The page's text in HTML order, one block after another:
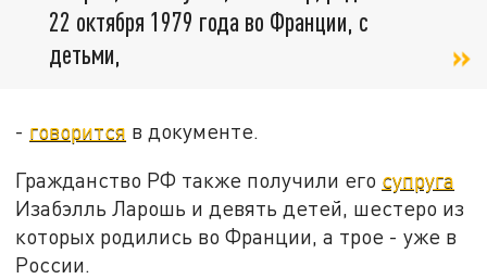
22 октября 1979 года во Франции, с
детьми,
- говорится в документе.
Гражданство РФ также получили его супруга
Изабэлль Ларошь и девять детей, шестеро из
которых родились во Франции, а трое - уже в
России.